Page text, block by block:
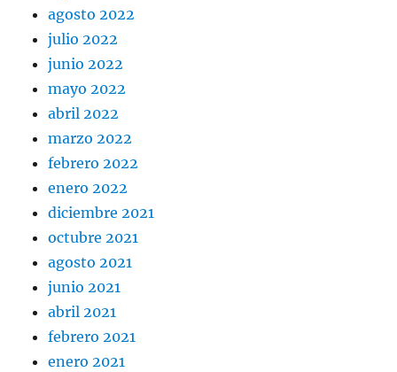
agosto 2022
julio 2022
junio 2022
mayo 2022
abril 2022
marzo 2022
febrero 2022
enero 2022
diciembre 2021
octubre 2021
agosto 2021
junio 2021
abril 2021
febrero 2021
enero 2021